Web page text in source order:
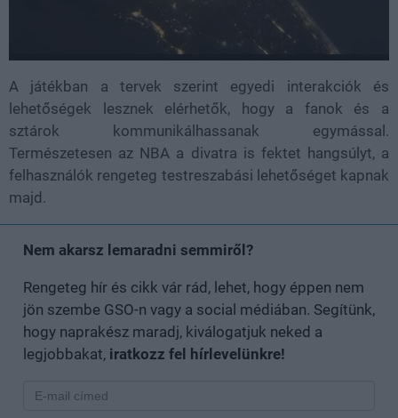
A játékban a tervek szerint egyedi interakciók és
lehetőségek lesznek elérhetők, hogy a fanok és a
sztárok kommunikálhassanak egymással.
Természetesen az NBA a divatra is fektet hangsúlyt, a
felhasználók rengeteg testreszabási lehetőséget kapnak
majd.
Nem akarsz lemaradni semmiről?
Rengeteg hír és cikk vár rád, lehet, hogy éppen nem
jön szembe GSO-n vagy a social médiában. Segítünk,
hogy naprakész maradj, kiválogatjuk neked a
legjobbakat, iratkozz fel hírlevelünkre!